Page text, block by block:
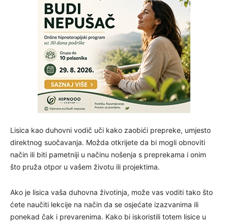
Lisica kao duhovni vodič uči kako zaobići prepreke, umjesto
direktnog suočavanja. Možda otkrijete da bi mogli obnoviti
način ili biti pametniji u načinu nošenja s preprekama i onim
što pruža otpor u vašem životu ili projektima.
Ako je lisica vaša duhovna životinja, može vas voditi tako što
ćete naučiti lekcije na način da se osjećate izazvanima ili
ponekad čak i prevarenima. Kako bi iskoristili totem lisice u